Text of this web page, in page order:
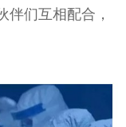
伴们互相配合，